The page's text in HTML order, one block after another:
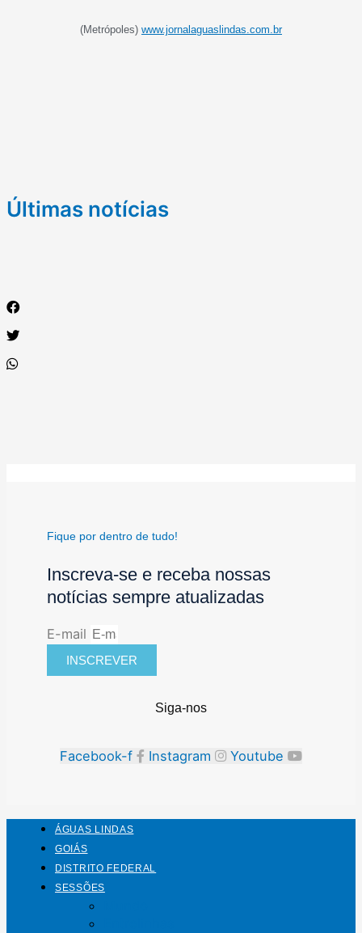
(Metrópoles) www.jornalaguaslindas.com.br
Últimas notícias
Fique por dentro de tudo!
Inscreva-se e receba nossas
notícias sempre atualizadas
E-mail
INSCREVER
Siga-nos
Facebook-f Instagram Youtube
ÁGUAS LINDAS
GOIÁS
DISTRITO FEDERAL
SESSÕES